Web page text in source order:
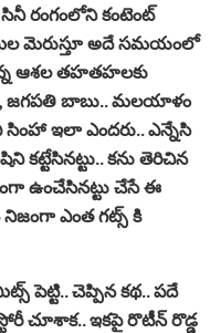
రంగంలోని కంటెంట్
మెరుస్తూ అదే స‌మ‌యంలో
ఆశ‌ల త‌హ‌త‌హ‌ల‌కు
జ‌గ‌ప‌తి బాబు.. మ‌ల‌యాళం
ఇలా ఎంద‌రు.. ఎన్నేసి
క‌ను తెరిచిన
ఉంచేసిన‌ట్టు చేసే ఈ
ఎంత గ‌ట్స్ కి
పెట్టి.. చెప్పిన క‌థ.. ప‌దే
చూశాక‌.. ఇక‌పై రొటీన్ రొడ్డ